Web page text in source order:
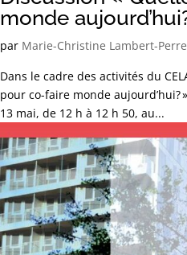
monde
par Marie-Christine Lambert-
Dans le cadre des activités du
pour co-faire monde aujourd’hui?
13 mai, de 12 h à 12 h 50, au...